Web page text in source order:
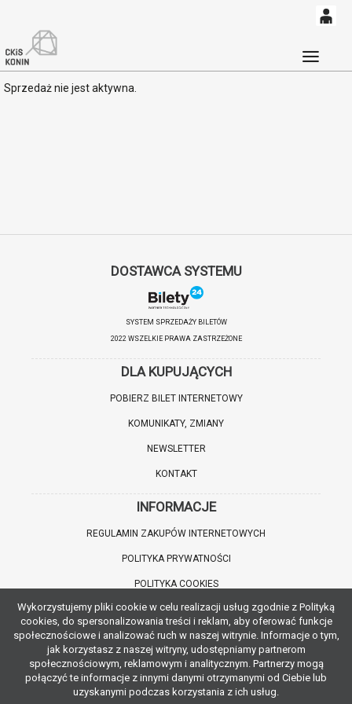
<'
0,00
PLN
Sprzedaż nie jest aktywna.
DOSTAWCA SYSTEMU
SYSTEM SPRZEDAŻY BILETÓW
2022 WSZELKIE PRAWA ZASTRZEŻONE
DLA KUPUJĄCYCH
POBIERZ BILET INTERNETOWY
KOMUNIKATY, ZMIANY
NEWSLETTER
KONTAKT
INFORMACJE
REGULAMIN ZAKUPÓW INTERNETOWYCH
POLITYKA PRYWATNOŚCI
POLITYKA COOKIES
WARTO WIEDZIEĆ
INFORMACJE O ZNIŻKACH
JAK DOJECHAĆ
Wykorzystujemy pliki cookie w celu realizacji usług zgodnie z Polityką
cookies, do spersonalizowania treści i reklam, aby oferować funkcje
społecznościowe i analizować ruch w naszej witrynie. Informacje o tym,
jak korzystasz z naszej witryny, udostępniamy partnerom
społecznościowym, reklamowym i analitycznym. Partnerzy mogą
połączyć te informacje z innymi danymi otrzymanymi od Ciebie lub
uzyskanymi podczas korzystania z ich usług.